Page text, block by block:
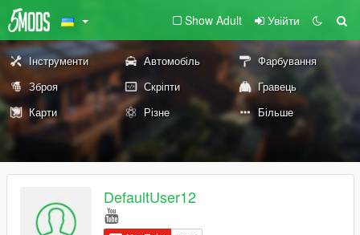
Show Adult Увійти
Інструменти Автомобіль
Фарбування
Зброя
Скріпти
Гравець
Карти
Різне Більше
DefaultUser12